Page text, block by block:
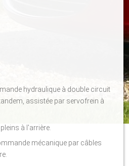
hydraulique à double circuit
assistée par servofrein à
à l'arrière.
mécanique par câbles